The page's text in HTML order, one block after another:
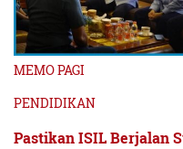
MEMO PAGI
PENDIDIKAN
Pastikan ISIL Berjalan